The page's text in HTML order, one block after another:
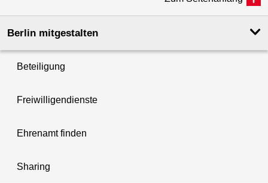
Berlin mitgestalten
Beteiligung
Freiwilligendienste
Ehrenamt finden
Sharing